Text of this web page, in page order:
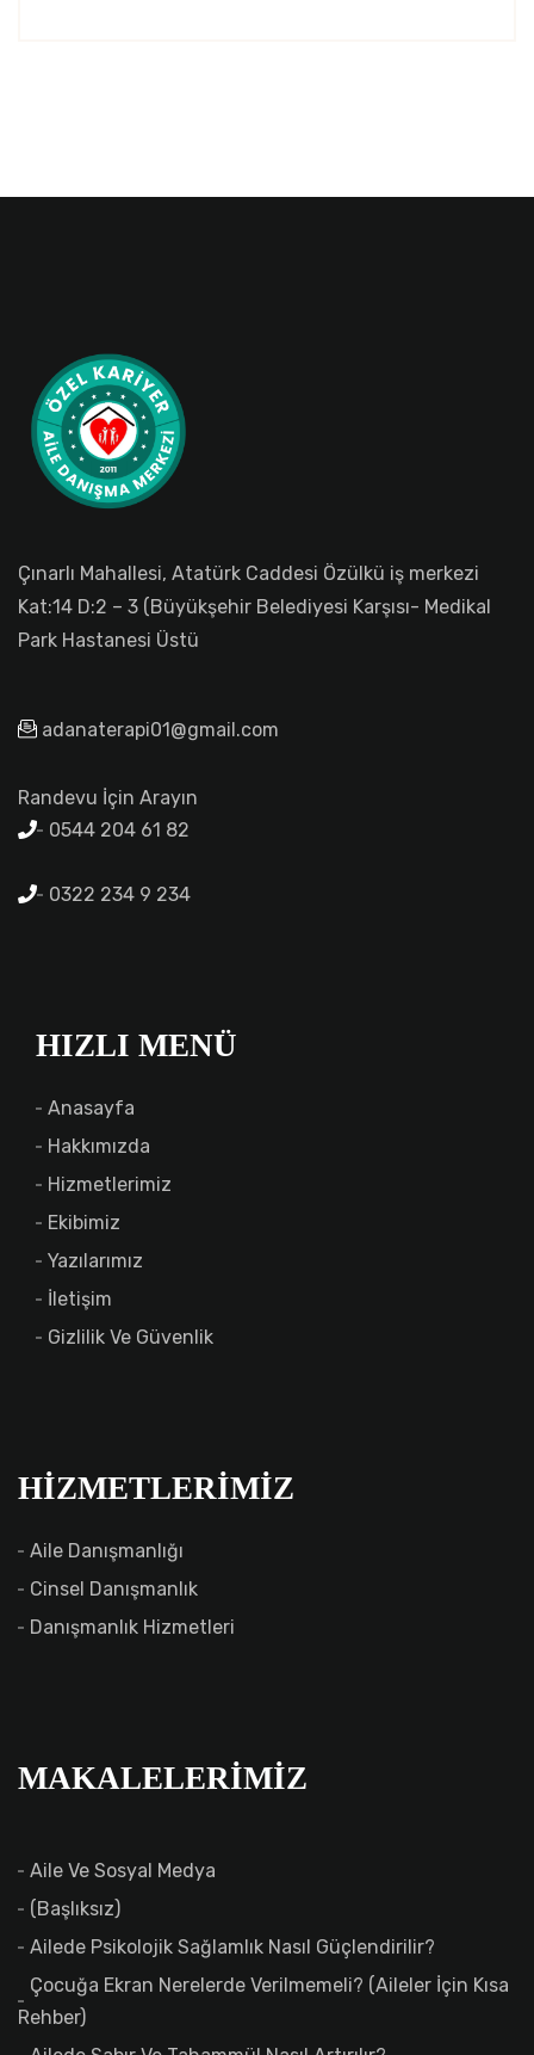
Çınarlı Mahallesi, Atatürk Caddesi Özülkü iş merkezi
Kat:14 D:2 – 3 (Büyükşehir Belediyesi Karşısı- Medikal
Park Hastanesi Üstü
adanaterapi01@gmail.com
Randevu İçin Arayın
0544 204 61 82
0322 234 9 234
HIZLI MENÜ
Anasayfa
Hakkımızda
Hizmetlerimiz
Ekibimiz
Yazılarımız
İletişim
Gizlilik Ve Güvenlik
HIZMETLERIMIZ
Aile Danışmanlığı
Cinsel Danışmanlık
Danışmanlık Hizmetleri
MAKALELERIMIZ
Aile Ve Sosyal Medya
(başlıksız)
Ailede Psikolojik Sağlamlık Nasıl Güçlendirilir?
Çocuğa Ekran Nerelerde Verilmemeli? (Aileler İçin Kısa
Rehber)